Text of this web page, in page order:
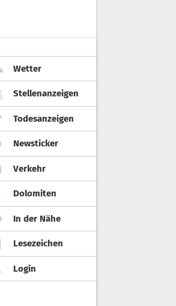
Wetter
Stellenanzeigen
Todesanzeigen
Newsticker
Verkehr
Dolomiten
In der Nähe
Lesezeichen
Login